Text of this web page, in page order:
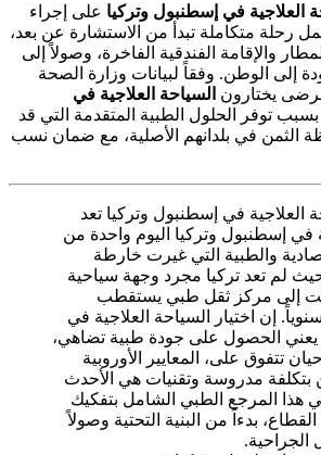
العلاجية في إسطنبول وتركيا على إجراء
رحلة متكاملة تبدأ من الاستشارة عن بعد،
والإقامة الفندقية الفاخرة، وصولاً إلى
إلى الوطن. وفقاً لبيانات وزارة الصحة
يختارون السياحة العلاجية في
بسبب توفر الحلول الطبية المتقدمة التي قد
الثمن في بلدانهم الأصلية، مع ضمان نسب